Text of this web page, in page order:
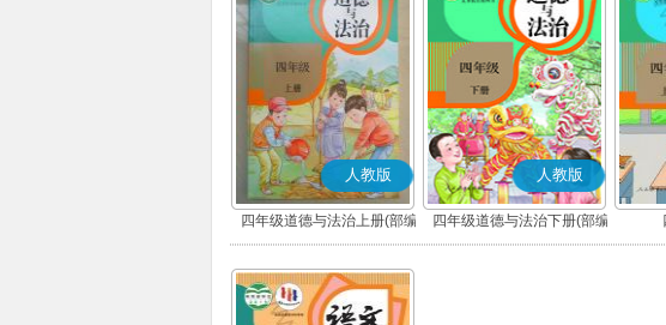
人教版
四年级道德与法治上册(部编
版)
人教版
四年级道德与法治下册(部编
版)